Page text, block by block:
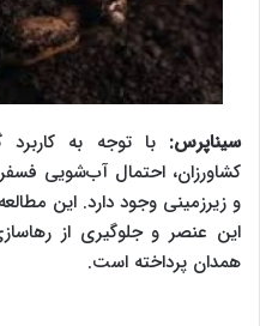
سیناپرس:با توجه به
کشاورزان، احتمال آب‌شویی
و زیرزمینی وجود دارد. این
این عنصر و جلوگیری از
همدان پرداخته است.